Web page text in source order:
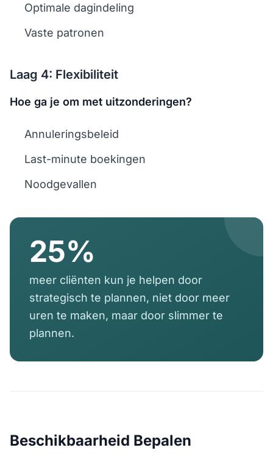
Optimale dagindeling
Vaste patronen
Laag 4: Flexibiliteit
Hoe ga je om met uitzonderingen?
Annuleringsbeleid
Last-minute boekingen
Noodgevallen
25%
meer cliënten kun je helpen door
strategisch te plannen, niet door meer
uren te maken, maar door slimmer te
plannen.
Beschikbaarheid Bepalen